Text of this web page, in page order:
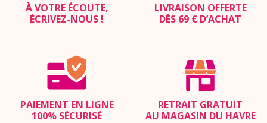
À VOTRE ÉCOUTE,
ÉCRIVEZ-NOUS !
LIVRAISON OFFERTE
DÈS 69 € D’ACHAT
PAIEMENT EN LIGNE
100% SÉCURISÉ
RETRAIT GRATUIT
AU MAGASIN DU HAVRE